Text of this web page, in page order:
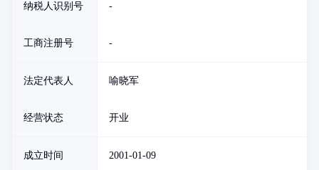
纳税人识别号 -
工商注册号 -
法定代表人 喻晓军
经营状态 开业
成立时间 2001-01-09